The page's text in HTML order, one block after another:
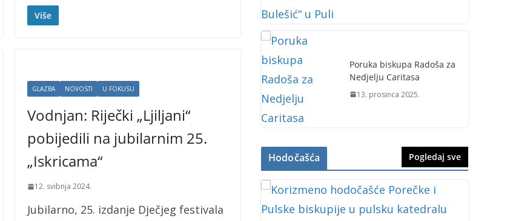
Više
GLAZBA NOVOSTI U FOKUSU
Vodnjan: Riječki „Ljiljani“
pobijedili na jubilarnim 25.
„Iskricama“
12. svibnja 2024.
Jubilarno, 25. izdanje Dječjeg festivala
Poruka biskupa Radoša za
Nedjelju Caritasa
13. prosinca 2025.
Hodočašća Pogledaj sve